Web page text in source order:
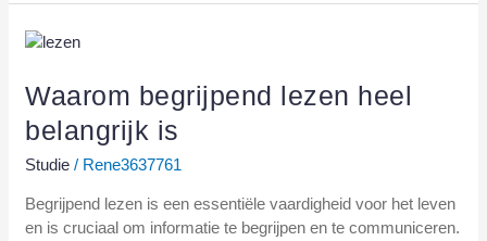
Waarom begrijpend lezen heel
belangrijk is
Studie / Rene3637761
Begrijpend lezen is een essentiële vaardigheid voor het leven
en is cruciaal om informatie te begrijpen en te communiceren.
Waarom
lezen
heel
belangrijk
is